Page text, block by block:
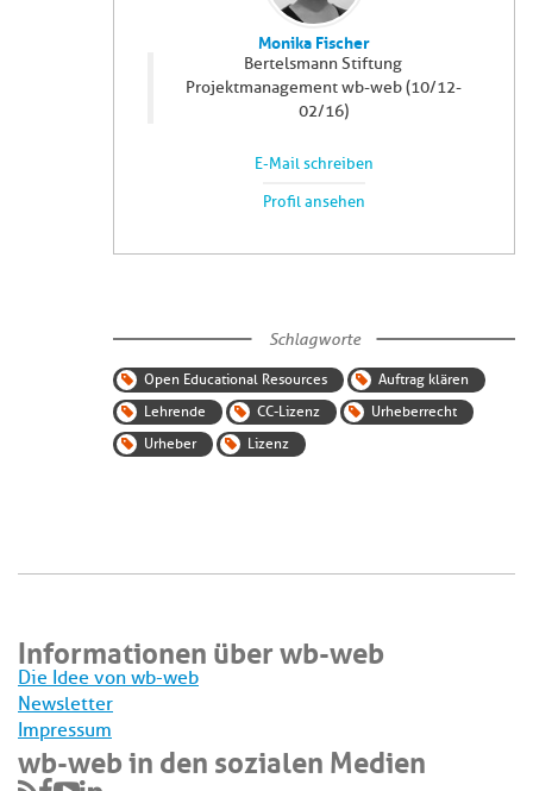
Monika Fischer
Bertelsmann Stiftung
Projektmanagement wb-web (10/12-
02/16)
E-Mail schreiben
Profil ansehen
Schlagworte
Open Educational Resources
Auftrag klären
Lehrende
CC-Lizenz
Urheberrecht
Urheber
Lizenz
Informationen über wb-web
Die Idee von wb-web
Newsletter
Impressum
wb-web in den sozialen Medien